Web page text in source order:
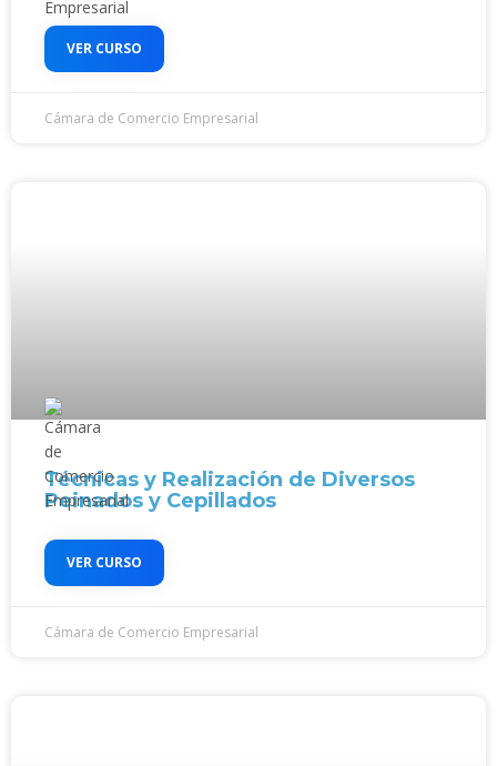
VER CURSO
Cámara de Comercio Empresarial
Técnicas y Realización de Diversos
Peinados y Cepillados
VER CURSO
Cámara de Comercio Empresarial